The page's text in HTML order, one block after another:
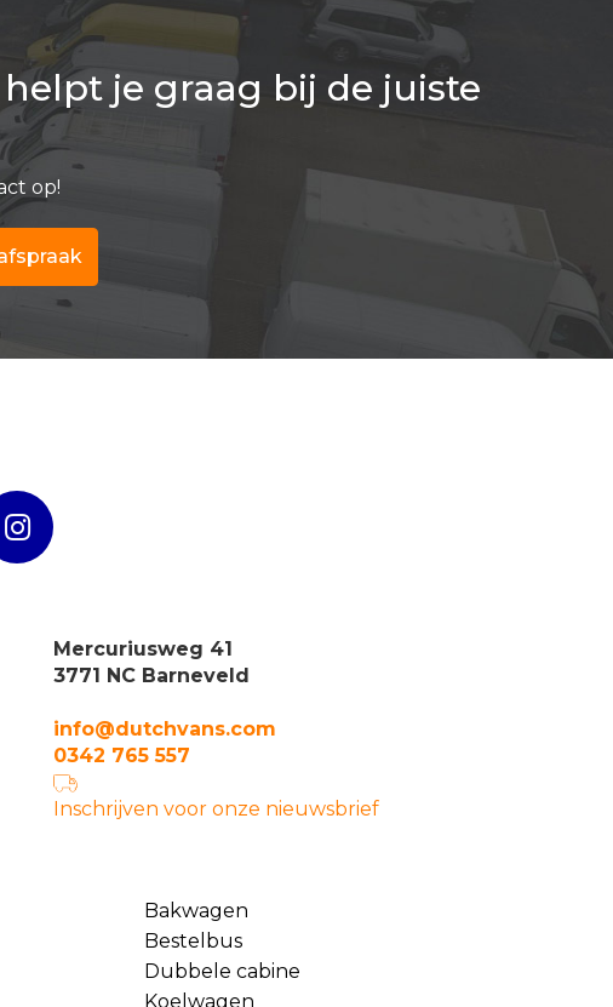
je graag bij de juiste
op!
Mercuriusweg 41
3771 NC Barneveld
info@dutchvans.com
0342 765 557
Inschrijven voor onze nieuwsbrief
Bakwagen
Bestelbus
Dubbele cabine
Koelwagen